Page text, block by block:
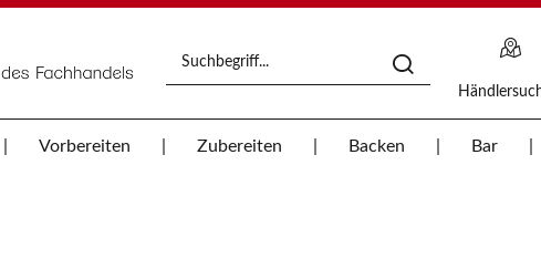
Vorbereiten Zubereiten Backen Bar